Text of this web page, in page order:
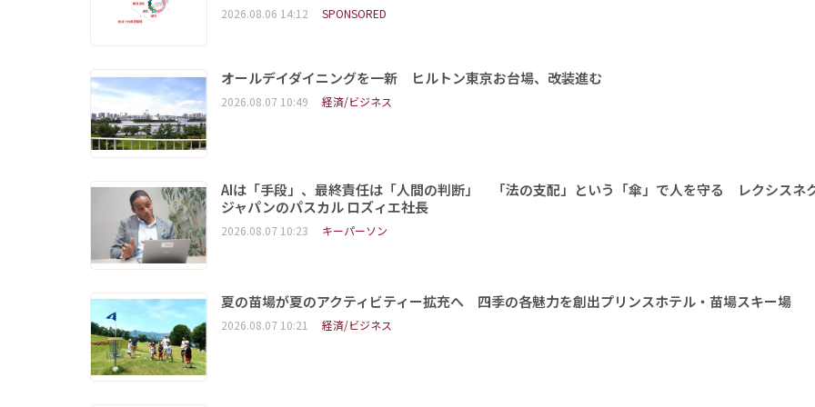
2026.08.06 14:12 SPONSORED
オールデイダイニングを一新 ヒルトン東京お台場、改装進む
2026.08.07 10:49 経済/ビジネス
AIは「手段」、最終責任は「人間の判断」 「法の支配」という「傘」で人を守る レクシスネ
ジャパンのパスカル ロズィエ社長
2026.08.07 10:23 キーパーソン
夏の苗場が夏のアクティビティー拡充へ 四季の各魅力を創出プリンスホテル・苗場スキー場
2026.08.07 10:21 経済/ビジネス